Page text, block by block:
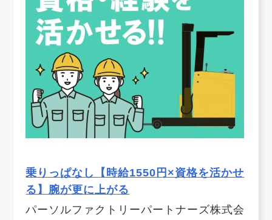
乗りっぱなし【時給1550円×資格を活かせ
る】腕が更に上がる
パーソルファクトリーパートナーズ株式会